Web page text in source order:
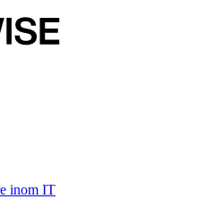
inom IT